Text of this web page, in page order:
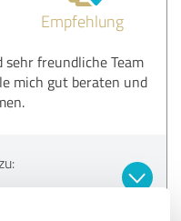
Empfehlung
freundliche Team
mich gut beraten und